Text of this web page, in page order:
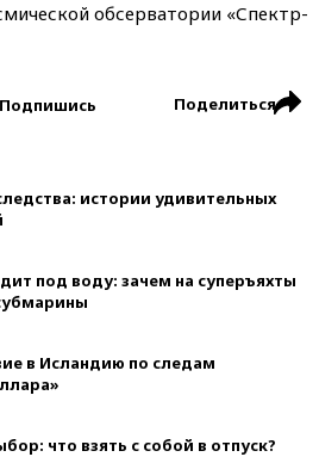
обсерватории «Спектр-
Подпишись Поделиться
истории удивительных
под воду: зачем на суперъяхты
в Исландию по следам
что взять с собой в отпуск?